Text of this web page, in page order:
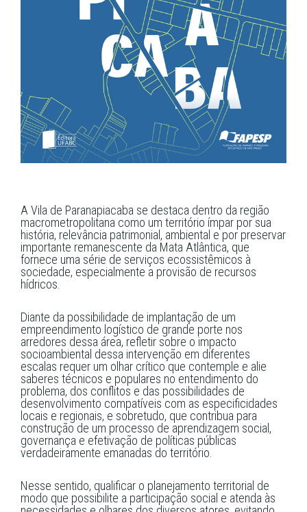
A Vila de Paranapiacaba se destaca dentro da região
macrometropolitana como um território ímpar por sua
história, relevância patrimonial, ambiental e por preservar
importante remanescente da Mata Atlântica, que
fornece uma série de serviços ecossistêmicos à
sociedade, especialmente a provisão de recursos
hídricos.
Diante da possibilidade de implantação de um
empreendimento logístico de grande porte nos
arredores dessa área, refletir sobre o impacto
socioambiental dessa intervenção em diferentes
escalas requer um olhar crítico que contemple e alie
saberes técnicos e populares no entendimento do
problema, dos conflitos e das possibilidades de
desenvolvimento compatíveis com as especificidades
locais e regionais, e sobretudo, que contribua para
construção de um processo de aprendizagem social,
governança e efetivação de políticas públicas
verdadeiramente emanadas do território.
Nesse sentido, qualificar o planejamento territorial de
modo que possibilite a participação social e atenda às